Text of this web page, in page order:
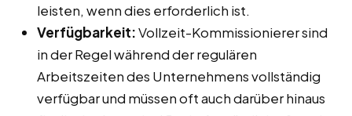
leisten, wenn dies erforderlich ist.
Verfügbarkeit:Vollzeit-Kommissionierer sind
in der Regel während der regulären
Arbeitszeiten des Unternehmens vollständig
verfügbar und müssen oft auch darüber hinaus